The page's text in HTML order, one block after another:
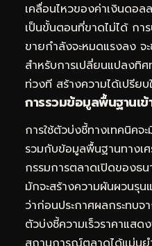
เคลื่อนไหวของค่าเงินดอ
เป็นขั้นตอนที่ขาดไม่ได้ กา
ขายกำลังจะหมดแรงลง จ
สำหรับการเปลี่ยนแปลงทิ
ท่วงที สร้างความได้เปรีย
การรวมข้อมูลพื้นฐานเ
การใช้ตัวบ่งชี้ทางเทคนิคจ
รวมกับข้อมูลพื้นฐานทางเ
กรรมการตลาดเปิดของธ
มักจะสร้างความผันผวนรุน
ว่าก่อนประกาศผลกระทบ
ตัวบ่งชี้ความเร็วราคาแสด